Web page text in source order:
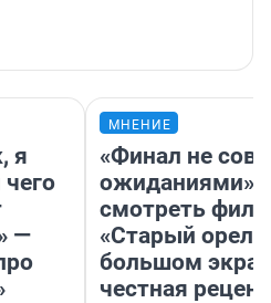
я
—
МНЕНИЕ
«Финал не
ожиданиями»:
смотреть
«Старый орел»
большом
честная